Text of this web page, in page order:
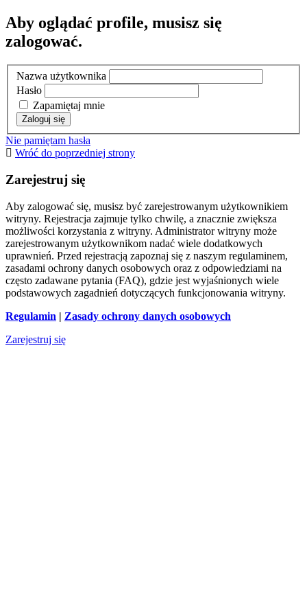
Aby oglądać profile, musisz się
zalogować.
Nazwa użytkownika
Hasło
Zapamiętaj mnie
Nie pamiętam hasła
Wróć do poprzedniej strony
Zarejestruj się
Aby zalogować się, musisz być zarejestrowanym użytkownikiem
witryny. Rejestracja zajmuje tylko chwilę, a znacznie zwiększa
możliwości korzystania z witryny. Administrator witryny może
zarejestrowanym użytkownikom nadać wiele dodatkowych
uprawnień. Przed rejestracją zapoznaj się z naszym regulaminem,
zasadami ochrony danych osobowych oraz z odpowiedziami na
często zadawane pytania (FAQ), gdzie jest wyjaśnionych wiele
podstawowych zagadnień dotyczących funkcjonowania witryny.
Regulamin | Zasady ochrony danych osobowych
Zarejestruj się